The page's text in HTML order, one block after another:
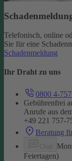
Telefonisch, online
Sie für eine
Schadenmeldung
Ihr Draht zu uns
0800 4-
Gebührenfrei
Anrufe aus
+49 221 757-
Beratung
Feiertagen)